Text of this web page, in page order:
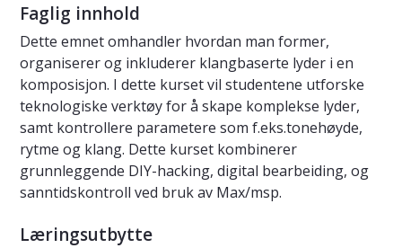
Faglig innhold
Dette emnet omhandler hvordan man former,
organiserer og inkluderer klangbaserte lyder i en
komposisjon. I dette kurset vil studentene utforske
teknologiske verktøy for å skape komplekse lyder,
samt kontrollere parametere som f.eks.tonehøyde,
rytme og klang. Dette kurset kombinerer
grunnleggende DIY-hacking, digital bearbeiding, og
sanntidskontroll ved bruk av Max/msp.
Læringsutbytte